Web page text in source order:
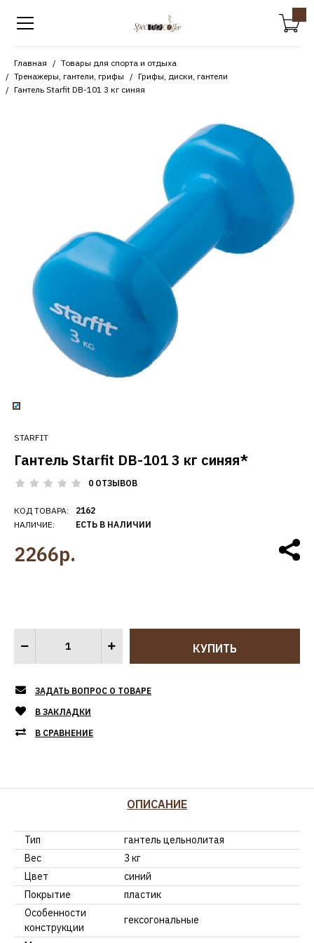
Главная
Товары для спорта и отдыха
Тренажеры, гантели, грифы
Грифы, диски, гантели
Гантель Starfit DB-101 3 кг синяя
STARFIT
Гантель Starfit DB-101 3 кг синяя*
0 ОТЗЫВОВ
КОД ТОВАРА:
НАЛИЧИЕ:
2162
ЕСТЬ В НАЛИЧИИ
2266р.
ЗАДАТЬ ВОПРОС О ТОВАРЕ
В ЗАКЛАДКИ
В СРАВНЕНИЕ
ОПИСАНИЕ
Тип
гантель цельнолитая
Вес
3 кг
Цвет
синий
Покрытие
пластик
Особенности
конструкции
гексогональные